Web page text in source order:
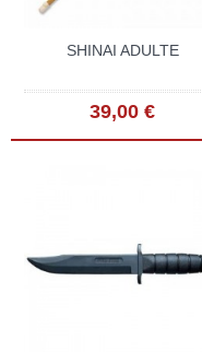
SHINAI ADULTE
39,00 €